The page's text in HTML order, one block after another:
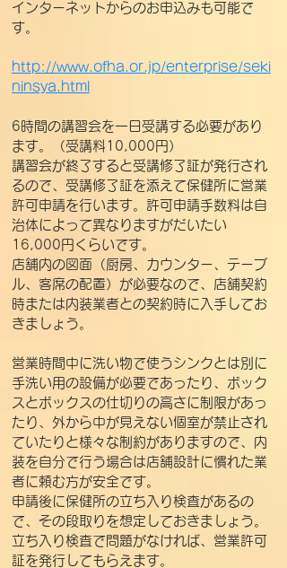
インターネットからのお申込みも可能で
す。
http://www.ofha.or.jp/enterprise/seki
ninsya.html
6時間の講習会を一日受講する必要があり
ます。（受講料10,000円）
講習会が終了すると受講修了証が発行され
るので、受講修了証を添えて保健所に営業
許可申請を行います。許可申請手数料は自
治体によって異なりますがだいたい
16,000円くらいです。
店舗内の図面（厨房、カウンター、テーブ
ル、客席の配置）が必要なので、店舗契約
時または内装業者との契約時に入手してお
きましょう。
営業時間中に洗い物で使うシンクとは別に
手洗い用の設備が必要であったり、ボック
スとボックスの仕切りの高さに制限があっ
たり、外から中が見えない個室が禁止され
ていたりと様々な制約がありますので、内
装を自分で行う場合は店舗設計に慣れた業
者に頼む方が安全です。
申請後に保健所の立ち入り検査があるの
で、その段取りを想定しておきましょう。
立ち入り検査で問題がなければ、営業許可
証を発行してもらえます。